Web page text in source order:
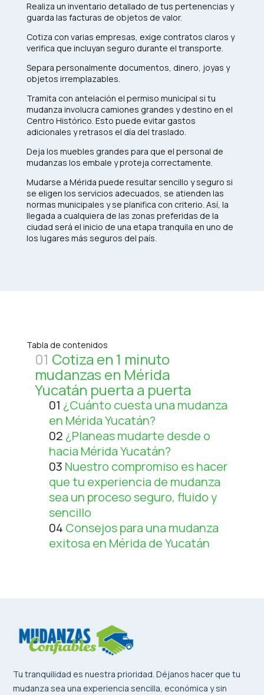
Realiza un inventario detallado de tus pertenencias y
guarda las facturas de objetos de valor.
Cotiza con varias empresas, exige contratos claros y
verifica que incluyan seguro durante el transporte.
Separa personalmente documentos, dinero, joyas y
objetos irremplazables.
Tramita con antelación el permiso municipal si tu
mudanza involucra camiones grandes y destino en el
Centro Histórico. Esto puede evitar gastos
adicionales y retrasos el día del traslado.​
Deja los muebles grandes para que el personal de
mudanzas los embale y proteja correctamente.
Mudarse a Mérida puede resultar sencillo y seguro si
se eligen los servicios adecuados, se atienden las
normas municipales y se planifica con criterio. Así, la
llegada a cualquiera de las zonas preferidas de la
ciudad será el inicio de una etapa tranquila en uno de
los lugares más seguros del país.​
Tabla de contenidos
01 Cotiza en 1 minuto
mudanzas en Mérida
Yucatán puerta a puerta
01 ¿Cuánto cuesta una mudanza
en Mérida Yucatán?
02 ¿Planeas mudarte desde o
hacia Mérida Yucatán?
03 Nuestro compromiso es hacer
que tu experiencia de mudanza
sea un proceso seguro, fluido y
sencillo
04 Consejos para una mudanza
exitosa en Mérida de Yucatán
Tu tranquilidad es nuestra prioridad. Déjanos hacer que tu
mudanza sea una experiencia sencilla, económica y sin